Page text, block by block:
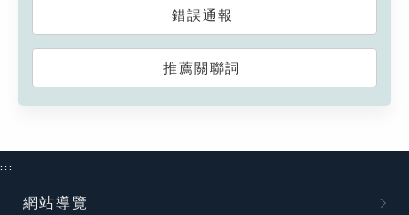
錯誤通報
推薦關聯詞
:::
網站導覽